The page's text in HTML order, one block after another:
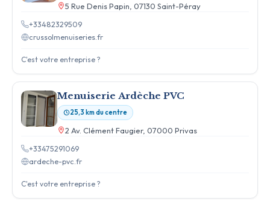
5 Rue Denis Papin, 07130 Saint-Péray
+33482329509
crussolmenuiseries.fr
C'est votre entreprise ?
Menuiserie Ardèche PVC
25,3 km du centre
2 Av. Clément Faugier, 07000 Privas
+33475291069
ardeche-pvc.fr
C'est votre entreprise ?